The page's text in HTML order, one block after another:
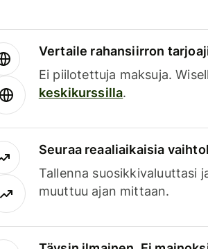
Vertaile rahansiirron
Ei piilotettuja maksuja.
keskikurssilla.
Seuraa reaaliaikaisia
Tallenna suosikkivaluuttasi
muuttuu ajan mittaan.